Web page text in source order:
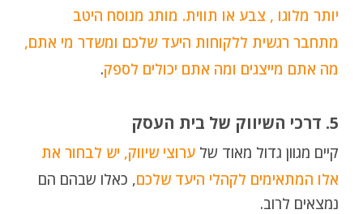
יותר מלוגו , צבע או תווית. מותג מנוסח היטב
מתחבר רגשית ללקוחות היעד שלכם ומשדר מי אתם,
מה אתם מייצגים ומה אתם יכולים לספק.
5. דרכי השיווק של בית העסק
קיים מגוון גדול מאוד של ערוצי שיווק, יש לבחור את
אלו המתאימים לקהלי היעד שלכם, כאלו שבהם הם
נמצאים לרוב.